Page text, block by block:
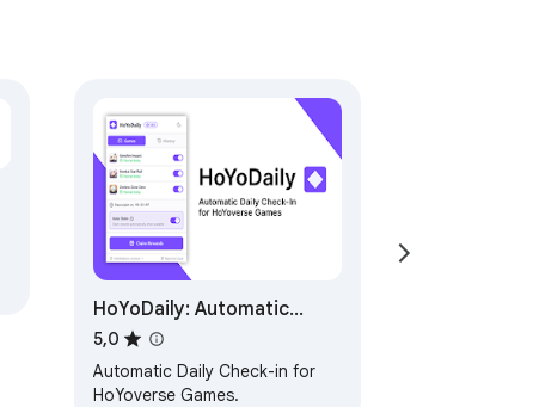
HoYoDaily: Automatic
HoYoLab Check-In
5,0
Automatic Daily Check-in for
HoYoverse Games.